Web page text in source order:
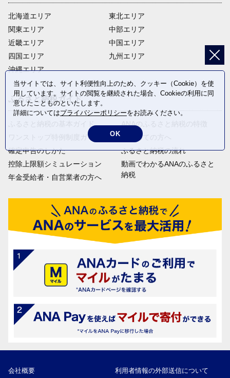
北海道エリア
関東エリア
近畿エリア
四国エリア
沖縄エリア
東北エリア
中部エリア
中国エリア
九州エリア
ふるさと納税ガイド
ふるさと納税の基本ガイド
ワンストップ特例制度ガイド
確定申告のしかた
控除上限額シミュレーション
年金受給者・自営業者の方へ
ANAのふるさと納税の特徴
はじめての方へ
ふるさと納税の流れ
動画でわかるANAのふるさと
納税
会社概要 利用者情報の外部送信について
当サイトでは、サイト利便性向上のため、クッキー（Cookie）を使
用しています。サイトの閲覧を継続された場合、Cookieの利用に同
意したことものといたします。
詳細についてはプライバシーポリシーをお読みください。
OK